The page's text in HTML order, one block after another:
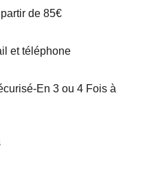
de 85€
et téléphone
En 3 ou 4 Fois à